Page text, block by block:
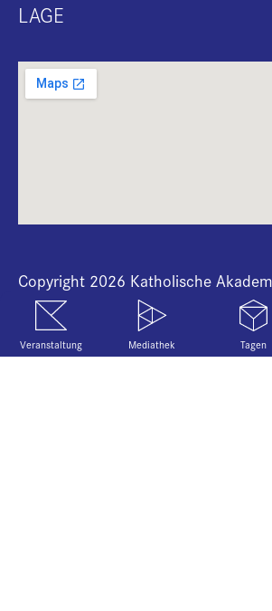
LAGE
Copyright 2026 Katholische
Bayern
Veranstaltung Mediathek Tagen